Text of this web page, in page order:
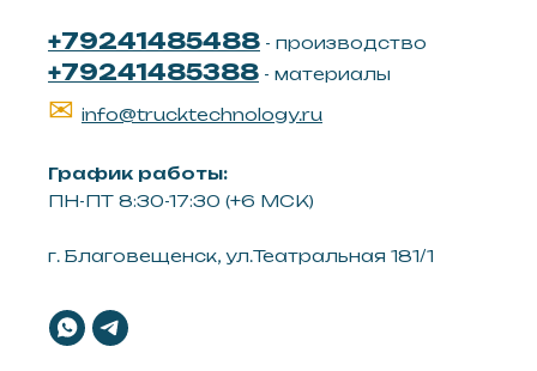
+79241485488 - производство
+79241485388 - материалы
✉ info@trucktechnology.ru
График работы:
ПН-ПТ 8:30-17:30 (+6 МСК)
г. Благовещенск, ул.Театральная 181/1